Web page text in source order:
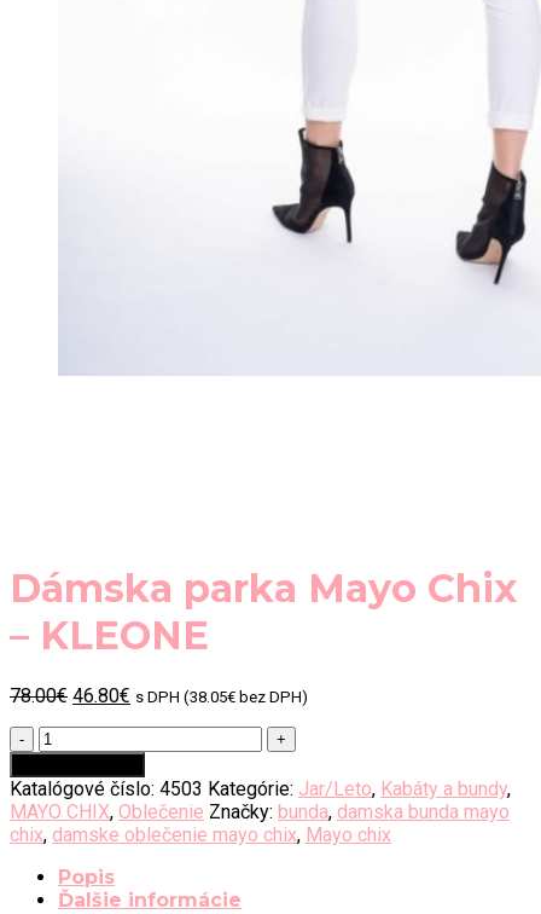
Dámska parka Mayo Chix
– KLEONE
78.00€ Original
46.80€ Current
s DPH (38.05€ bez DPH)
množstvo
Dámska
parka
Mayo
Chix
-
KLEONE
Katalógové číslo: 4503 Kategórie: Jar/Leto, Kabáty a bundy,
MAYO CHIX, Oblečenie Značky: bunda, damska bunda mayo
chix, damske oblečenie mayo chix, Mayo chix
Popis
Ďalšie informácie